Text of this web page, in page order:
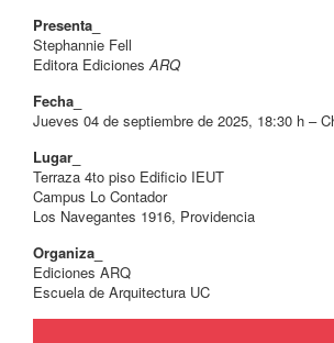
Presenta_
Stephannie Fell
Editora Ediciones ARQ
Fecha_
Jueves 04 de septiembre de 2025, 18:30 h –
Lugar_
Terraza 4to piso Edificio IEUT
Campus Lo Contador
Los Navegantes 1916, Providencia
Organiza_
Ediciones ARQ
Escuela de Arquitectura UC